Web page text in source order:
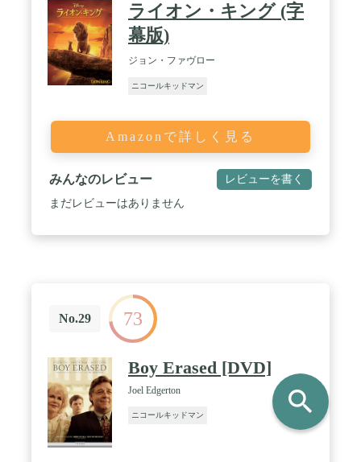
ライオン・キング (字
幕版)
ジョン・ファヴロー
ニコールキッドマン
Amazonで詳しく見る
みんなのレビュー レビューを書く
まだレビューはありません
No.29 73
Boy Erased [DVD]
Joel Edgerton
ニコールキッドマン search